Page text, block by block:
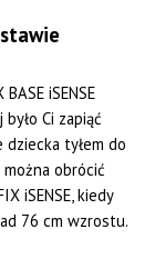
iSENSE
Ci zapiąć
tyłem do
obrócić
iSENSE, kiedy
76 cm wzrostu.